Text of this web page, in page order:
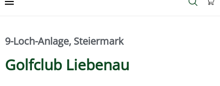
9-Loch-Anlage, Steiermark
Golfclub Liebenau